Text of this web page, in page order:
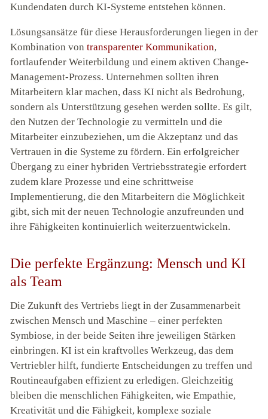
Kundendaten durch KI-Systeme entstehen können.
Lösungsansätze für diese Herausforderungen liegen in der
Kombination von transparenter Kommunikation,
fortlaufender Weiterbildung und einem aktiven Change-
Management-Prozess. Unternehmen sollten ihren
Mitarbeitern klar machen, dass KI nicht als Bedrohung,
sondern als Unterstützung gesehen werden sollte. Es gilt,
den Nutzen der Technologie zu vermitteln und die
Mitarbeiter einzubeziehen, um die Akzeptanz und das
Vertrauen in die Systeme zu fördern. Ein erfolgreicher
Übergang zu einer hybriden Vertriebsstrategie erfordert
zudem klare Prozesse und eine schrittweise
Implementierung, die den Mitarbeitern die Möglichkeit
gibt, sich mit der neuen Technologie anzufreunden und
ihre Fähigkeiten kontinuierlich weiterzuentwickeln.
Die perfekte Ergänzung: Mensch und KI
als Team
Die Zukunft des Vertriebs liegt in der Zusammenarbeit
zwischen Mensch und Maschine – einer perfekten
Symbiose, in der beide Seiten ihre jeweiligen Stärken
einbringen. KI ist ein kraftvolles Werkzeug, das dem
Vertriebler hilft, fundierte Entscheidungen zu treffen und
Routineaufgaben effizient zu erledigen. Gleichzeitig
bleiben die menschlichen Fähigkeiten, wie Empathie,
Kreativität und die Fähigkeit, komplexe soziale